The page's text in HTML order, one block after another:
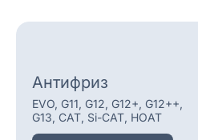
Антифриз
EVO, G11, G12, G12+, G12++,
G13, CAT, Si-CAT, HOAT